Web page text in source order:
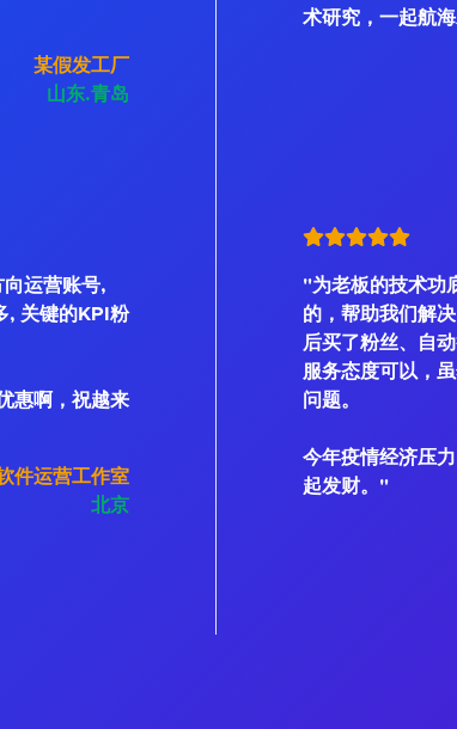
某假发工厂
山东.青岛
术研究，一起航
运营账号,
, 关键的KPI粉
惠啊，祝越来
件运营工作室
北京
"为老板的技术功
的，帮助我们解
后买了粉丝、自
服务态度可以，
问题。
今年疫情经济压
起发财。"